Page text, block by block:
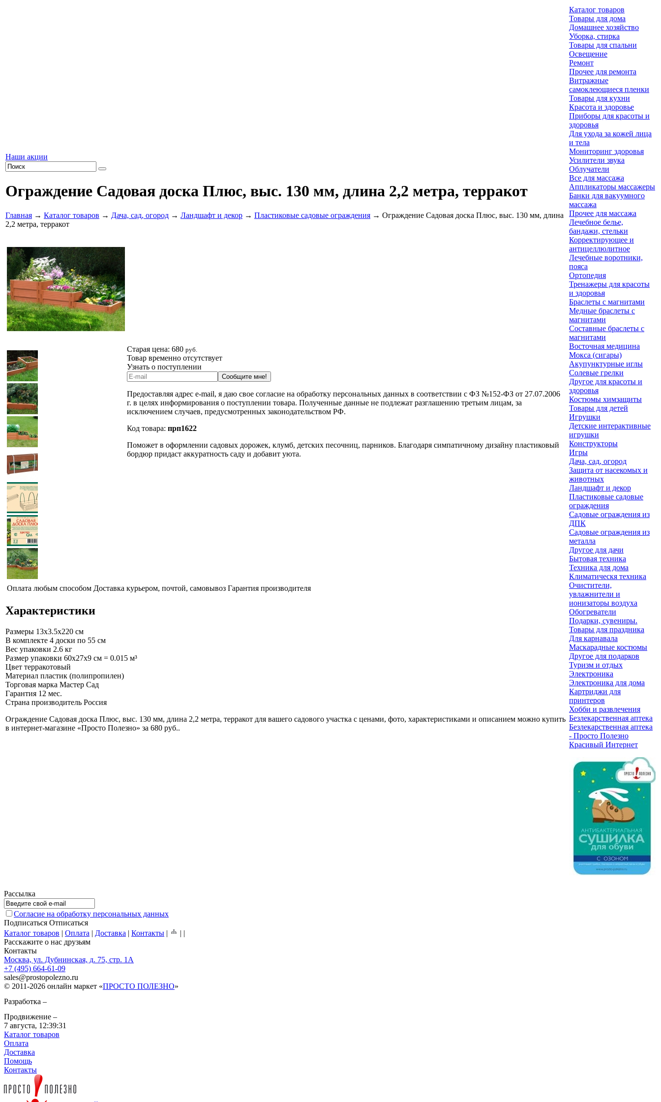
Наши акции
Ограждение Садовая доска Плюс, выс. 130 мм, длина 2,2 метра, терракот
Главная → Каталог товаров → Дача, сад, огород → Ландшафт и декор → Пластиковые садовые ограждения → Ограждение Садовая доска Плюс, выс. 130 мм, длина
2,2 метра, терракот
Старая цена: 680 руб.
Товар временно отсутствует
Узнать о поступлении
Сообщите мне!
Предоставляя адрес e-mail, я даю свое согласие на обработку персональных данных в соответствии с ФЗ №152-ФЗ от 27.07.2006
г. в целях информирования о поступлении товара. Полученные данные не подлежат разглашению третьим лицам, за
исключением случаев, предусмотренных законодательством РФ.
Код товара: прп1622
Поможет в оформлении садовых дорожек, клумб, детских песочниц, парников. Благодаря симпатичному дизайну пластиковый
бордюр придаст аккуратность саду и добавит уюта.
Оплата любым способом Доставка курьером, почтой, самовывоз Гарантия производителя
Характеристики
Размеры 13x3.5x220 см
В комплекте 4 доски по 55 см
Вес упаковки 2.6 кг
Размер упаковки 60x27x9 см = 0.015 м³
Цвет терракотовый
Материал пластик (полипропилен)
Торговая марка Мастер Сад
Гарантия 12 мес.
Страна производитель Россия
Ограждение Садовая доска Плюс, выс. 130 мм, длина 2,2 метра, терракот для вашего садового участка с ценами, фото, характеристиками и описанием можно купить
в интернет-магазине «Просто Полезно» за 680 руб..
Каталог товаров
Товары для дома
Домашнее хозяйство
Уборка, стирка
Товары для спальни
Освещение
Ремонт
Прочее для ремонта
Витражные
самоклеющиеся пленки
Товары для кухни
Красота и здоровье
Приборы для красоты и
здоровья
Для ухода за кожей лица
и тела
Мониторинг здоровья
Усилители звука
Облучатели
Все для массажа
Аппликаторы массажеры
Банки для вакуумного
массажа
Прочее для массажа
Лечебное белье,
бандажи, стельки
Корректирующее и
антицеллюлитное
Лечебные воротники,
пояса
Ортопедия
Тренажеры для красоты
и здоровья
Браслеты с магнитами
Медные браслеты с
магнитами
Составные браслеты с
магнитами
Восточная медицина
Мокса (сигары)
Акупунктурные иглы
Солевые грелки
Другое для красоты и
здоровья
Костюмы химзащиты
Товары для детей
Игрушки
Детские интерактивные
игрушки
Конструкторы
Игры
Дача, сад, огород
Защита от насекомых и
животных
Ландшафт и декор
Пластиковые садовые
ограждения
Садовые ограждения из
ДПК
Садовые ограждения из
металла
Другое для дачи
Бытовая техника
Техника для дома
Климатическя техника
Очистители,
увлажнители и
ионизаторы воздуха
Обогреватели
Подарки, сувениры.
Товары для праздника
Для карнавала
Маскарадные костюмы
Другое для подарков
Туризм и отдых
Электроника
Электроника для дома
Картриджи для
принтеров
Хобби и развлечения
Безлекарственная аптека
Безлекарственная аптека
- Просто Полезно
Красивый Интернет
Рассылка
Согласие на обработку персональных данных
Подписаться Отписаться
Каталог товаров | Оплата | Доставка | Контакты | | |
Расскажите о нас друзьям
Контакты
Москва, ул. Дубнинская, д. 75, стр. 1А
+7 (495) 664-61-09
sales@prostopolezno.ru
© 2011-2026 онлайн маркет «ПРОСТО ПОЛЕЗНО»
Разработка –
Продвижение –
7 августа, 12:39:31
Каталог товаров
Оплата
Доставка
Помощь
Контакты